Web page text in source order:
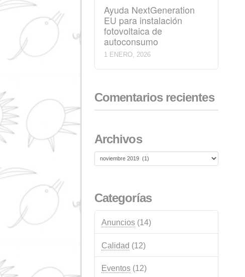
28 FEBRERO, 2026
Renovación de la
certificación de
sostenibilidad ISCC
fotovoltaica de
autoconsumo
Comentarios recientes
Archivos